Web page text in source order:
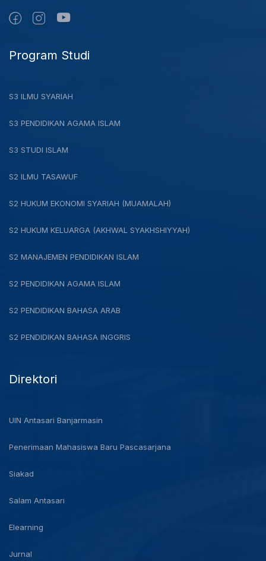
Program Studi
S3 ILMU SYARIAH
S3 PENDIDIKAN AGAMA ISLAM
S3 STUDI ISLAM
S2 ILMU TASAWUF
S2 HUKUM EKONOMI SYARIAH (MUAMALAH)
S2 HUKUM KELUARGA (AKHWAL SYAKHSHIYYAH)
S2 MANAJEMEN PENDIDIKAN ISLAM
S2 PENDIDIKAN AGAMA ISLAM
S2 PENDIDIKAN BAHASA ARAB
S2 PENDIDIKAN BAHASA INGGRIS
Direktori
UIN Antasari Banjarmasin
Penerimaan Mahasiswa Baru Pascasarjana
Siakad
Salam Antasari
Elearning
Jurnal